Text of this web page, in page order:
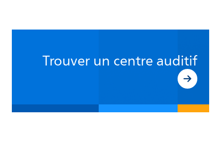
Trouver un centre auditif